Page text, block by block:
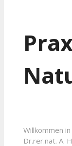
Willkommen
Dr.rer.nat. A.